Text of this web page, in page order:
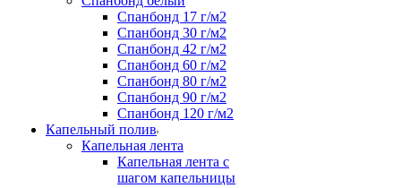
Спанбонд 17 г/м2
Спанбонд 30 г/м2
Спанбонд 42 г/м2
Спанбонд 60 г/м2
Спанбонд 80 г/м2
Спанбонд 90 г/м2
Спанбонд 120 г/м2
Капельный полив
Капельная лента
Капельная лента с
шагом капельницы